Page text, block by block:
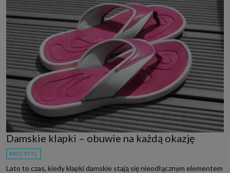
Damskie klapki – obuwie na każdą okazję
MÓJ STYL
Lato to czas, kiedy klapki damskie stają się nieodłącznym elementem